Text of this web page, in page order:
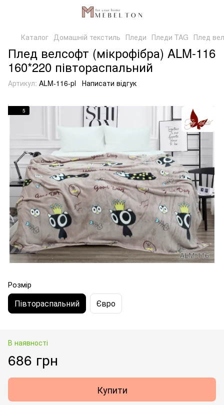
Каталог Домашній текстиль Пледи Пледи TAG Плед
Плед велсофт (мікрофібра) ALM-116
160*220 півтораспальний
Артикул: ALM-116-pl Написати відгук
5
Розмір
Півтораспальний Євро
В наявності
686 грн
Купити